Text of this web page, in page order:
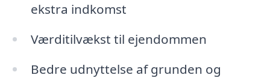
ekstra indkomst
Værditilvækst til ejendommen
Bedre udnyttelse af grunden og